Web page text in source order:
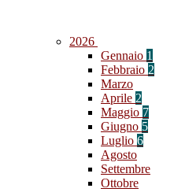
2026
Gennaio 1
Febbraio 2
Marzo
Aprile 2
Maggio 7
Giugno 5
Luglio 6
Agosto
Settembre
Ottobre